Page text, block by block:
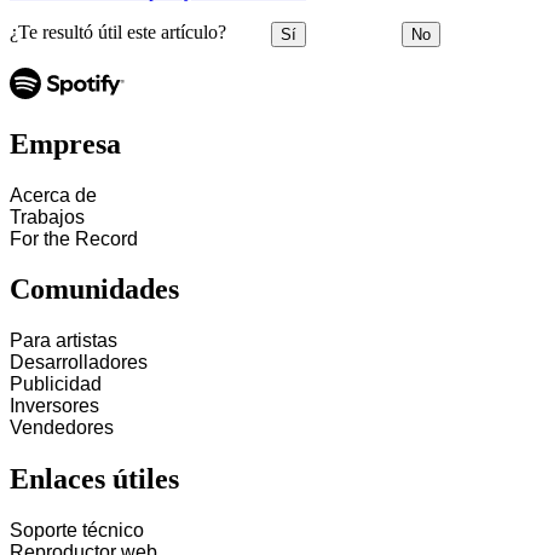
¿Te resultó útil este artículo? Sí No
Empresa
Acerca de
Trabajos
For the Record
Comunidades
Para artistas
Desarrolladores
Publicidad
Inversores
Vendedores
Enlaces útiles
Soporte técnico